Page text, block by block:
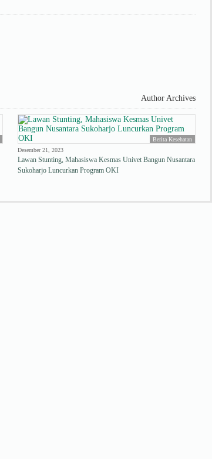
Author Archives
Berita Kesehatan
Desember 21, 2023
Lawan Stunting, Mahasiswa Kesmas Univet Bangun Nusantara
Sukoharjo Luncurkan Program OKI